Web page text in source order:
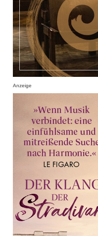
Anzeige